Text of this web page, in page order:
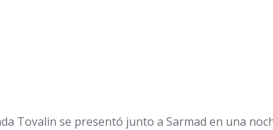
Tovalin se presentó junto a Sarmad en una